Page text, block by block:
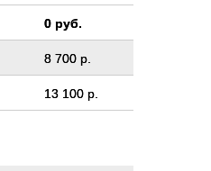
0 руб.
8 700 р.
13 100 р.